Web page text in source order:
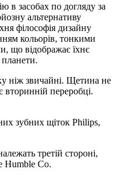
засобах по догляду за
альтернативу
філософія дизайну
кольорів, тонкими
що відображає їхнє
ніж звичайні. Щетина не
вторинній переробці.
зубних щіток Philips,
третій стороні,
Humble Co.